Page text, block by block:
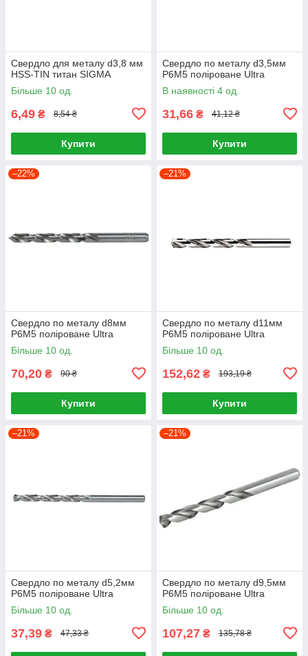
Свердло для металу d3,8 мм
HSS-TIN титан SIGMA
Більше 10 од.
6,49 ₴ 8,54 ₴
Купити
Свердло по металу d3,5мм
P6M5 поліроване Ultra
В наявності 4 од.
31,66 ₴ 41,12 ₴
Купити
–22%
Свердло по металу d8мм
P6M5 поліроване Ultra
Більше 10 од.
70,20 ₴ 90 ₴
Купити
–21%
Свердло по металу d11мм
P6M5 поліроване Ultra
Більше 10 од.
152,62 ₴ 193,19 ₴
Купити
–21%
Свердло по металу d5,2мм
P6M5 поліроване Ultra
Більше 10 од.
37,39 ₴ 47,33 ₴
–21%
Свердло по металу d9,5мм
P6M5 поліроване Ultra
Більше 10 од.
107,27 ₴ 135,78 ₴